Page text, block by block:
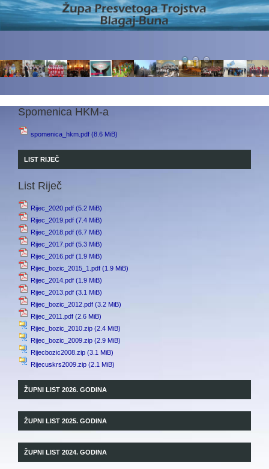
Spomenica HKM-a
spomenica_hkm.pdf (8.6 MiB)
LIST RIJEČ
List Riječ
Rijec_2020.pdf (5.2 MiB)
Rijec_2019.pdf (7.4 MiB)
Rijec_2018.pdf (6.7 MiB)
Rijec_2017.pdf (5.3 MiB)
Rijec_2016.pdf (1.9 MiB)
Rijec_bozic_2015_1.pdf (1.9 MiB)
Rijec_2014.pdf (1.9 MiB)
Rijec_2013.pdf (3.1 MiB)
Rijec_bozic_2012.pdf (3.2 MiB)
Rijec_2011.pdf (2.6 MiB)
Rijec_bozic_2010.zip (2.4 MiB)
Rijec_bozic_2009.zip (2.9 MiB)
Rijecbozic2008.zip (3.1 MiB)
Rijecuskrs2009.zip (2.1 MiB)
ŽUPNI LIST 2026. GODINA
ŽUPNI LIST 2025. GODINA
ŽUPNI LIST 2024. GODINA